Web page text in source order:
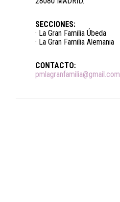
SECCIONES:
· La Gran Familia Úbeda
· La Gran Familia Alemania
CONTACTO:
pmlagranfamilia@gmail.com